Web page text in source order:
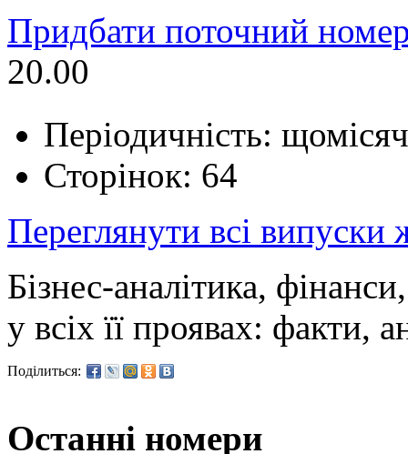
Придбати поточний
20.00
Періодичність:
Сторінок: 64
Переглянути всі випуски
Бізнес-аналітика,
у всіх її проявах: факти,
Поділиться:
Останні номери